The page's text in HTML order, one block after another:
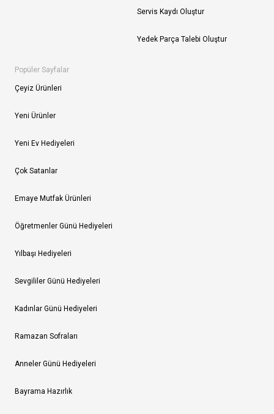
Servis Kaydı Oluştur
Yedek Parça Talebi Oluştur
Popüler Sayfalar
Çeyiz Ürünleri
Yeni Ürünler
Yeni Ev Hediyeleri
Çok Satanlar
Emaye Mutfak Ürünleri
Öğretmenler Günü Hediyeleri
Yılbaşı Hediyeleri
Sevgililer Günü Hediyeleri
Kadınlar Günü Hediyeleri
Ramazan Sofraları
Anneler Günü Hediyeleri
Bayrama Hazırlık